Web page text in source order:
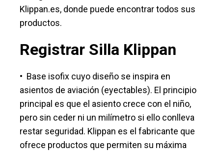
Klippan.es, donde puede encontrar todos sus
productos.
Registrar Silla Klippan
•⁠ ⁠Base isofix cuyo diseño se inspira en
asientos de aviación (eyectables). El principio
principal es que el asiento crece con el niño,
pero sin ceder ni un milímetro si ello conlleva
restar seguridad. Klippan es el fabricante que
ofrece productos que permiten su máxima